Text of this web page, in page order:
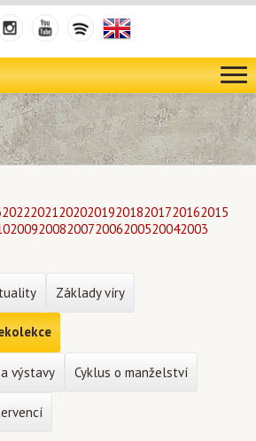
20222021202020192018201720162015
2009200820072006200520042003
Základy víry
výstavy Cyklus o manželství